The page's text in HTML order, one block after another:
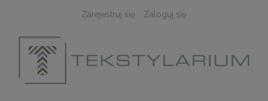
Zarejestruj się Zaloguj się